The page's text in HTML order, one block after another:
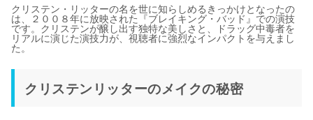
クリステン・リッターの名を世に知らしめるきっかけとなったの
は、２００８年に放映された『ブレイキング・バッド』での演技
です。クリステンが醸し出す独特な美しさと、ドラッグ中毒者を
リアルに演じた演技力が、視聴者に強烈なインパクトを与えまし
た。
クリステンリッターのメイクの秘密